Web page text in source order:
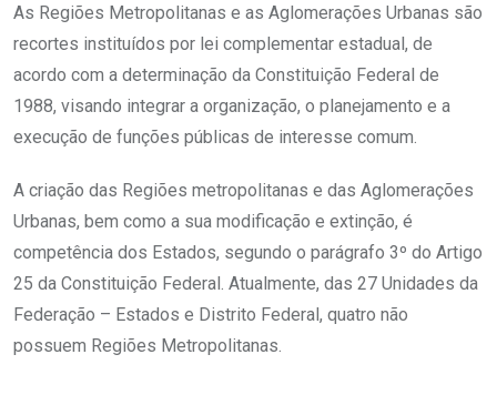
As Regiões Metropolitanas e as Aglomerações Urbanas são
recortes instituídos por lei complementar estadual, de
acordo com a determinação da Constituição Federal de
1988, visando integrar a organização, o planejamento e a
execução de funções públicas de interesse comum.
A criação das Regiões metropolitanas e das Aglomerações
Urbanas, bem como a sua modificação e extinção, é
competência dos Estados, segundo o parágrafo 3º do Artigo
25 da Constituição Federal. Atualmente, das 27 Unidades da
Federação – Estados e Distrito Federal, quatro não
possuem Regiões Metropolitanas.